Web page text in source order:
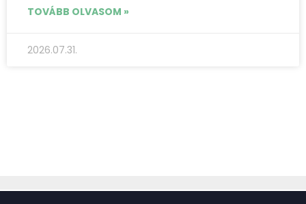
TOVÁBB OLVASOM »
2026.07.31.